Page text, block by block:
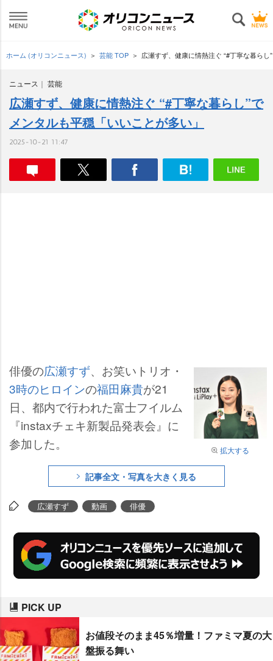
ホーム (オリコンニュース) 芸能 TOP 広瀬すず、健康に情熱注ぐ “#丁寧な暮ら
ニュース 芸能
広瀬すず、健康に情熱注ぐ “#丁寧な暮らし”で
メンタルも平穏「いいことが多い」
2025-10-21 11:47
拡大する
俳優の広瀬すず、お笑いトリオ・
3時のヒロインの福田麻貴が21
日、都内で行われた富士フイルム
『instaxチェキ新製品発表会』に
参加した。
記事全文・写真を大きく見る
広瀬すず 動画 俳優
PICK UP
お値段そのまま45％増量！ファミマ夏の大
盤振る舞い